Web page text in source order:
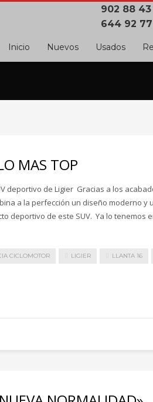
902 88
644 92 77
Inicio Nuevos Usados
MAS TOP
deportivo de Ligier Gracias a los
a la perfección un diseño moderno y
deportivo de este SUV. Ya lo tenemos
CICLOMOTOR LIGIER LLANTA 16